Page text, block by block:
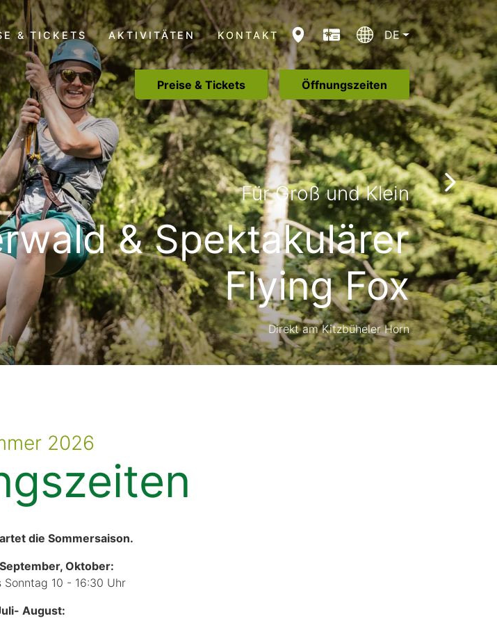
& TICKETS AKTIVITÄTEN KONTAKT DE
CURRENT LANGUAGE:
Preise & Tickets Öffnungszeiten
Für Groß und Klein
& Spektakulärer
Flying Fox
Direkt am Kitzbüheler Horn
2026
die Sommersaison.
Oktober:
10 - 16:30 Uhr
August: